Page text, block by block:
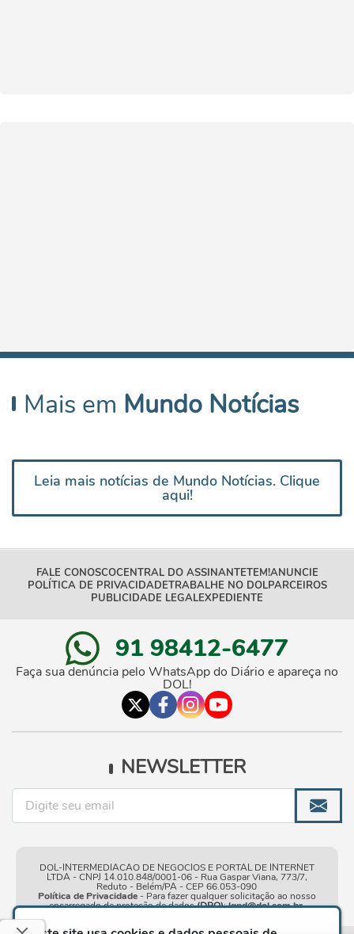
Mais em Mundo Notícias
Leia mais notícias de Mundo Notícias. Clique
aqui!
FALE CONOSCOCENTRAL DO ASSINANTETEM!ANUNCIE
POLÍTICA DE PRIVACIDADETRABALHE NO DOLPARCEIROS
PUBLICIDADE LEGALEXPEDIENTE
91 98412-6477
Faça sua denúncia pelo WhatsApp do Diário e apareça no
DOL!
NEWSLETTER
DOL-INTERMEDIACAO DE NEGOCIOS E PORTAL DE INTERNET
LTDA - CNPJ 14.010.848/0001-06 - Rua Gaspar Viana, 773/7,
Reduto - Belém/PA - CEP 66.053-090
Política de Privacidade- Para fazer qualquer solicitação ao nosso
encarregado de proteção de dados(DPO):lgpd@dol.com.br.